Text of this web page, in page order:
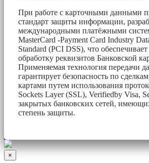
При работе с карточными данными
стандарт защиты информации,
международными платёжными
MasterCard -Payment Card Industry
Standard (PCI DSS), что
обработку реквизитов Банковской
Применяемая технология передачи
гарантирует безопасность по
картами путем использования
Sockets Layer (SSL), Verifiedby Visa,
закрытых банковских сетей,
степень защиты.
×